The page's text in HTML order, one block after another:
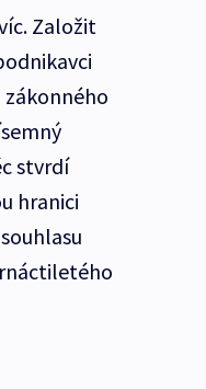
Založit
stvrdí
hranici